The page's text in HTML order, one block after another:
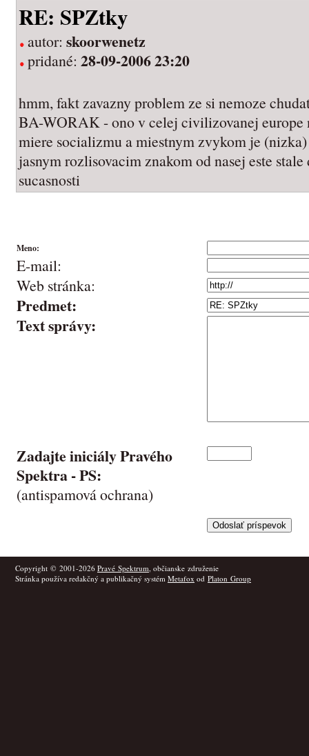
RE: SPZtky
autor: skoorwenetz
pridané: 28-09-2006 23:20
hmm, fakt zavazny problem ze si nemoze
BA-WORAK - ono v celej civilizovanej europe
miere socializmu a miestnym zvykom je
jasnym rozlisovacim znakom od nasej este
sucasnosti
Meno:
E-mail:
Web stránka:
Predmet:
Text správy:
Zadajte iniciály Pravého
Spektra -PS:
(antispamová ochrana)
Copyright © 2001-2026 Pravé Spektrum, občianske združenie
Stránka používa redakčný a publikačný systém Metafox od Platon Group